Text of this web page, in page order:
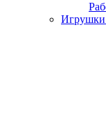
Игрушки